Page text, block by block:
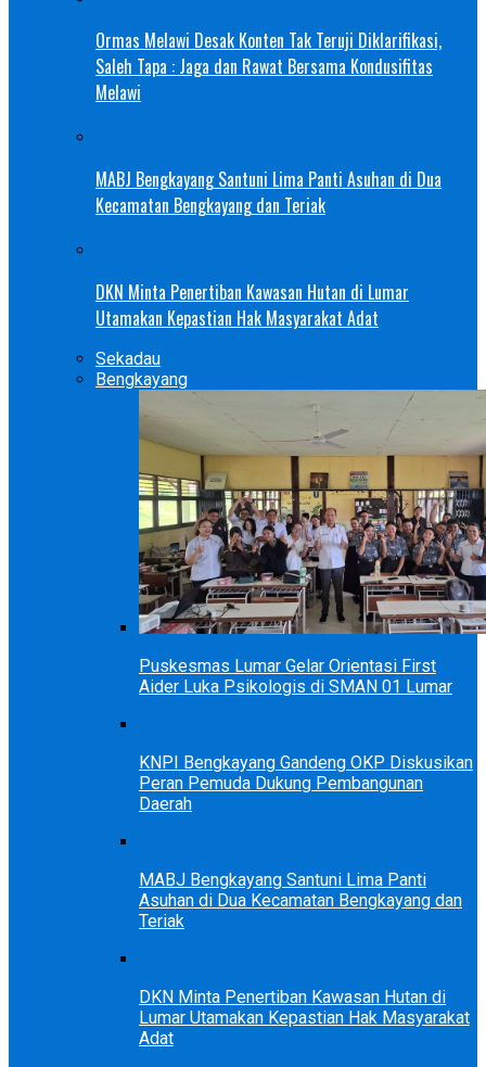
Ormas Melawi Desak Konten Tak Teruji Diklarifikasi,
Saleh Tapa : Jaga dan Rawat Bersama Kondusifitas
Melawi
MABJ Bengkayang Santuni Lima Panti Asuhan di Dua
Kecamatan Bengkayang dan Teriak
DKN Minta Penertiban Kawasan Hutan di Lumar
Utamakan Kepastian Hak Masyarakat Adat
Sekadau
Bengkayang
Puskesmas Lumar Gelar Orientasi First
Aider Luka Psikologis di SMAN 01 Lumar
KNPI Bengkayang Gandeng OKP Diskusikan
Peran Pemuda Dukung Pembangunan
Daerah
MABJ Bengkayang Santuni Lima Panti
Asuhan di Dua Kecamatan Bengkayang dan
Teriak
DKN Minta Penertiban Kawasan Hutan di
Lumar Utamakan Kepastian Hak Masyarakat
Adat